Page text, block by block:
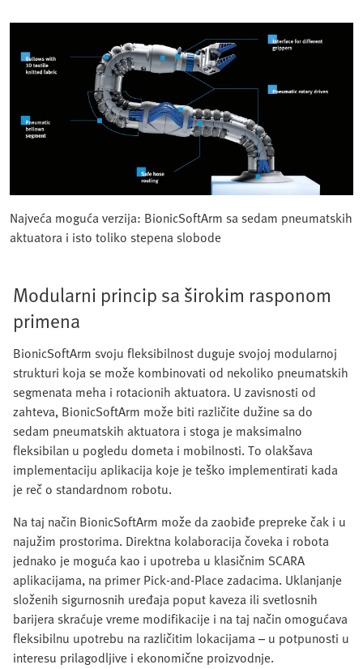
Najveća moguća verzija: BionicSoftArm sa sedam pneumatskih
aktuatora i isto toliko stepena slobode
Modularni princip sa širokim rasponom
primena
BionicSoftArm svoju fleksibilnost duguje svojoj modularnoj
strukturi koja se može kombinovati od nekoliko pneumatskih
segmenata meha i rotacionih aktuatora. U zavisnosti od
zahteva, BionicSoftArm može biti različite dužine sa do
sedam pneumatskih aktuatora i stoga je maksimalno
fleksibilan u pogledu dometa i mobilnosti. To olakšava
implementaciju aplikacija koje je teško implementirati kada
je reč o standardnom robotu.
Na taj način BionicSoftArm može da zaobiđe prepreke čak i u
najužim prostorima. Direktna kolaboracija čoveka i robota
jednako je moguća kao i upotreba u klasičnim SCARA
aplikacijama, na primer Pick-and-Place zadacima. Uklanjanje
složenih sigurnosnih uređaja poput kaveza ili svetlosnih
barijera skraćuje vreme modifikacije i na taj način omogućava
fleksibilnu upotrebu na različitim lokacijama – u potpunosti u
interesu prilagodljive i ekonomične proizvodnje.